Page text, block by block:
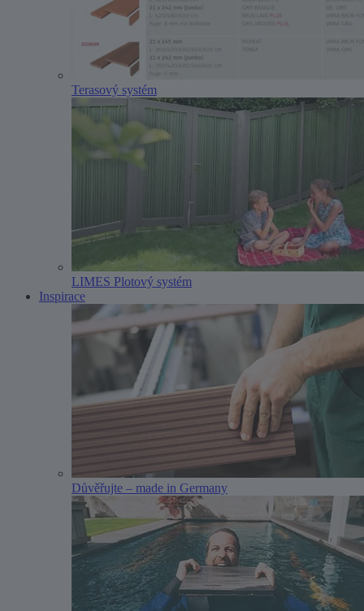
Terasový systém
LIMES Plotový systém
Inspirace
Důvěřujte – made in Germany